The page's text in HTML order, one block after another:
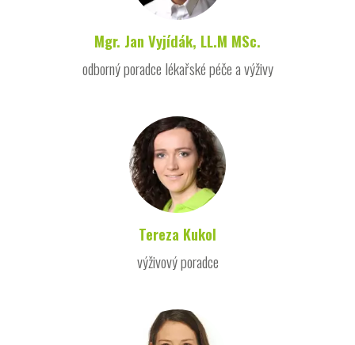
Mgr. Jan Vyjídák, LL.M MSc.
odborný poradce lékařské péče a výživy
Tereza Kukol
výživový poradce